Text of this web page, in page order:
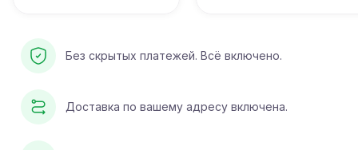
Без скрытых платежей. Всё включено.
Доставка по вашему адресу включена.